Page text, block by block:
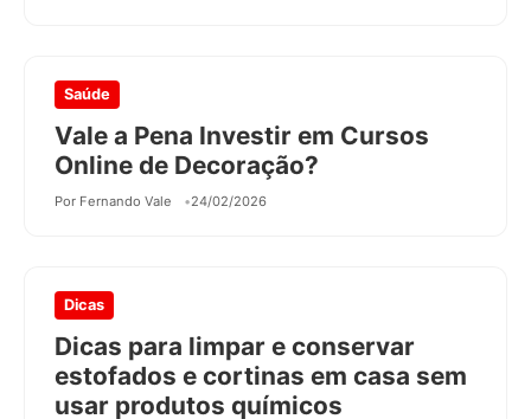
Saúde
Vale a Pena Investir em Cursos
Online de Decoração?
Por Fernando Vale 24/02/2026
Dicas
Dicas para limpar e conservar
estofados e cortinas em casa sem
usar produtos químicos